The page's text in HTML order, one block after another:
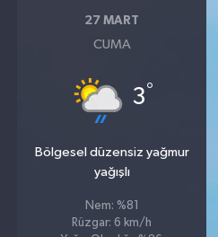
27 MART
CUMA
3°
Bölgesel düzensiz yağmur
yağışlı
Nem: %81
Rüzgar: 6 km/h